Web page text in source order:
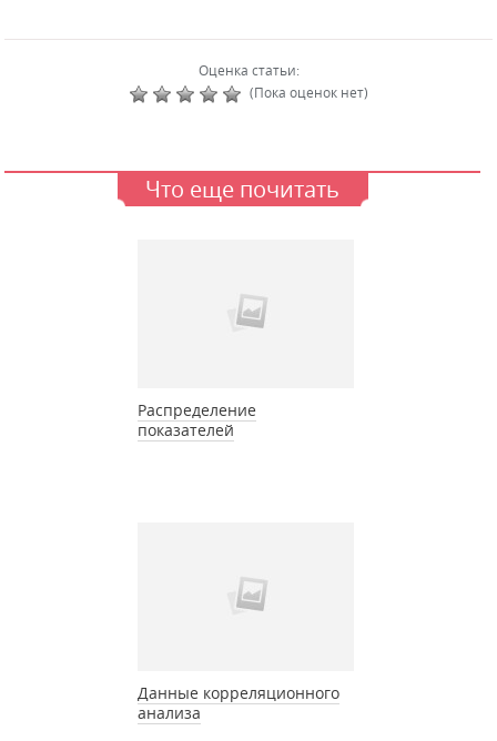
Оценка статьи:
(Пока оценок нет)
Что еще почитать
Распределение
показателей
Данные корреляционного
анализа